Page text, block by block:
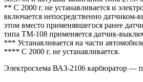
** С 2000 г. не устанавливается и
включается непосредственно
этом вместо применявшегося ранее
типа ТМ-108 применяется датчик-
*** Устанавливается на части
**** С 2000 г. не устанавливается.
Электросхема ВАЗ-2106 карбюратор —